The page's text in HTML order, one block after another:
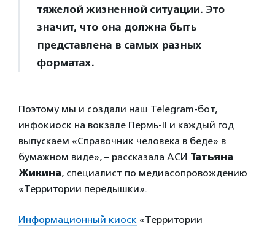
тяжелой жизненной ситуации. Это
значит, что она должна быть
представлена в самых разных
форматах.
Поэтому мы и создали наш Telegram-бот,
инфокиоск на вокзале Пермь-II и каждый год
выпускаем «Справочник человека в беде» в
бумажном виде», – рассказала АСИ Татьяна
Жикина, специалист по медиасопровождению
«Территории передышки».
Информационный киоск «Территории